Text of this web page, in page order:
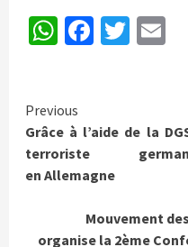
WhatsApp
Continue
Reading
Previous
Grâce à l’aide de la
terroriste
en Allemagne
Mouvement
organise la 2ème